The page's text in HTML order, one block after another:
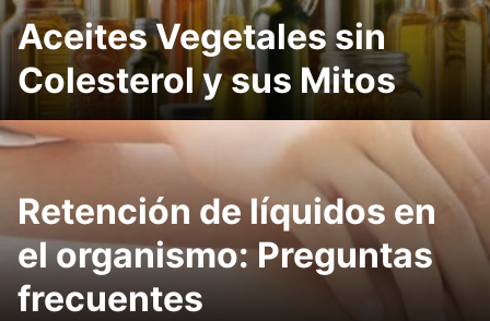
Aceites Vegetales sin
Colesterol y sus Mitos
Retención de líquidos en
el organismo: Preguntas
frecuentes